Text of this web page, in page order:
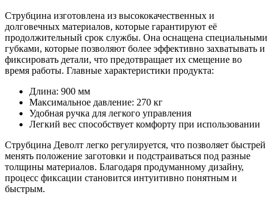
Струбцина изготовлена из высококачественных и
долговечных материалов, которые гарантируют её
продолжительный срок службы. Она оснащена специальными
губками, которые позволяют более эффективно захватывать и
фиксировать детали, что предотвращает их смещение во
время работы. Главные характеристики продукта:
Длина: 900 мм
Максимальное давление: 270 кг
Удобная ручка для легкого управления
Легкий вес способствует комфорту при использовании
Струбцина Деволт легко регулируется, что позволяет быстрей
менять положение заготовки и подстраиваться под разные
толщины материалов. Благодаря продуманному дизайну,
процесс фиксации становится интуитивно понятным и
быстрым.